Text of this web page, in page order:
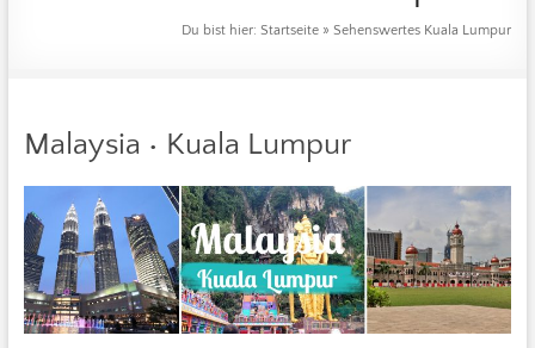
Du bist hier:Startseite »Sehenswertes Kuala Lumpur
Malaysia • Kuala Lumpur